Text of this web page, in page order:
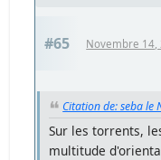
#65 Novembre 14,
Citation de: seba le
Sur les torrents,
multitude